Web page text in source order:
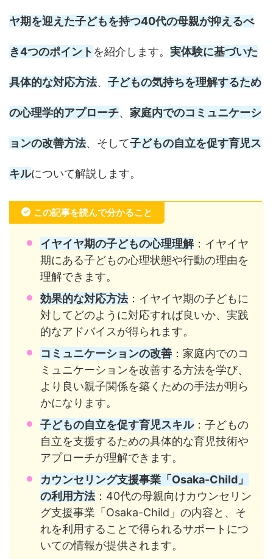
ヤ期を迎えた子どもを持つ40代の母親が抑えるべ
き4つのポイント を紹介します。 実体験に基づいた
具体的な対応方法、 子どもの気持ちを理解するため
の心理学的アプローチ、 家庭内でのコミュニケーシ
ョンの改善方法、そして子どもの自立を促す育児ス
キルについて解説します。
この記事を読んで分かること
イヤイヤ期の子どもの心理理解：イヤイヤ
期にある子どもの心理状態や行動の理由を
理解できます。
効果的な対応方法：イヤイヤ期の子どもに
対してどのように対応すれば良いか、実践
的なアドバイスが得られます。
コミュニケーションの改善 ：家庭内でのコ
ミュニケーションを改善する方法を学び、
より良い親子関係を築くための手法が明ら
かになります。
子どもの自立を促す育児スキル：子どもの
自立を支援するための具体的な育児技術や
アプローチが理解できます。
カウンセリング支援事業「Osaka-Child」
の利用方法：40代の母親向けカウンセリン
グ支援事業「Osaka-Child」の内容と、そ
れを利用することで得られるサポートにつ
いての情報が提供されます。